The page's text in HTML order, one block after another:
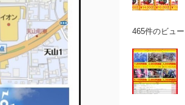
465件のビュー